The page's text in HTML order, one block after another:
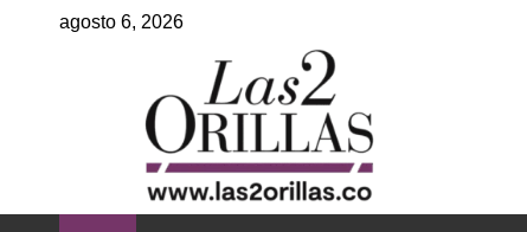
agosto 6, 2026